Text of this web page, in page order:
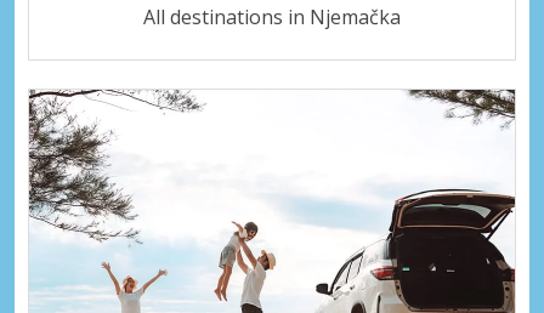
All destinations in Njemačka